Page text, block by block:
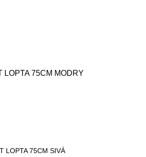
LOPTA 75CM MODRY